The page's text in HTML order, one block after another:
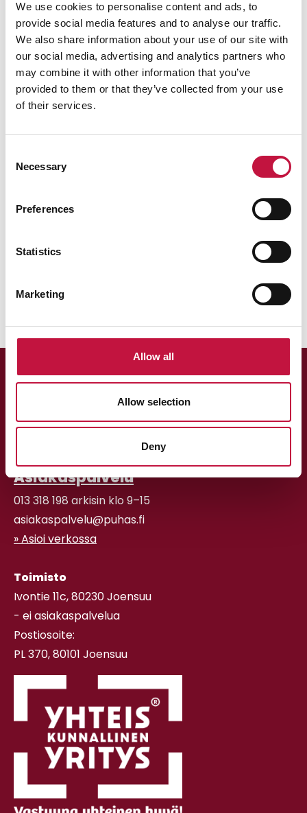
We use cookies to personalise content and ads, to
provide social media features and to analyse our traffic.
We also share information about your use of our site with
our social media, advertising and analytics partners who
may combine it with other information that you’ve
provided to them or that they’ve collected from your use
of their services.
Selection
Necessary
Preferences
Statistics
Marketing
Allow all
Allow selection
Deny
Asiakaspalvelu
013 318 198 arkisin klo 9–15
asiakaspalvelu@puhas.fi
» Asioi verkossa
Toimisto
Ivontie 11c, 80230 Joensuu
- ei asiakaspalvelua
Postiosoite:
PL 370, 80101 Joensuu